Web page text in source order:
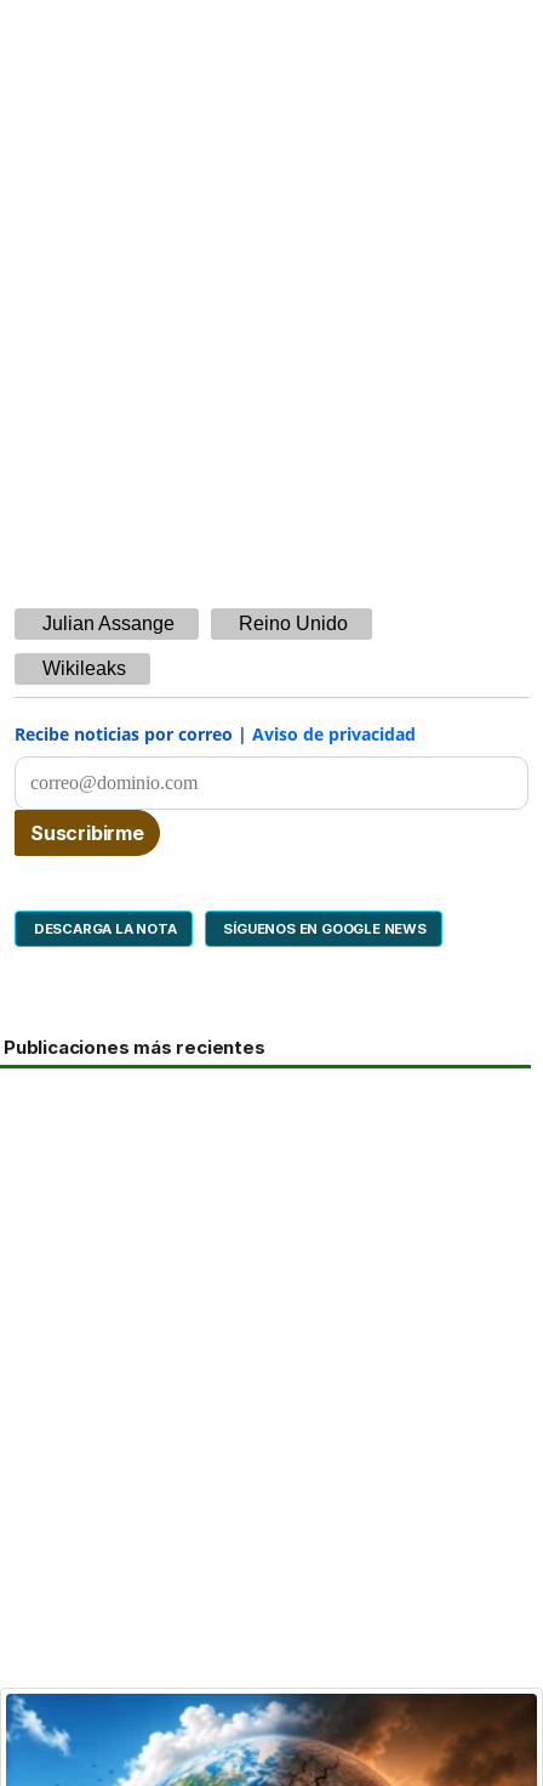
Julian Assange Reino Unido
Wikileaks
Recibe noticias por correo | Aviso de privacidad
DESCARGA LA NOTA SÍGUENOS EN GOOGLE NEWS
Publicaciones más recientes